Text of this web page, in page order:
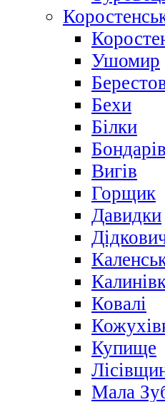
Ушомир
Бехи
Білки
Вигів
Горщик
Давидки
Ковалі
Купище
Мала